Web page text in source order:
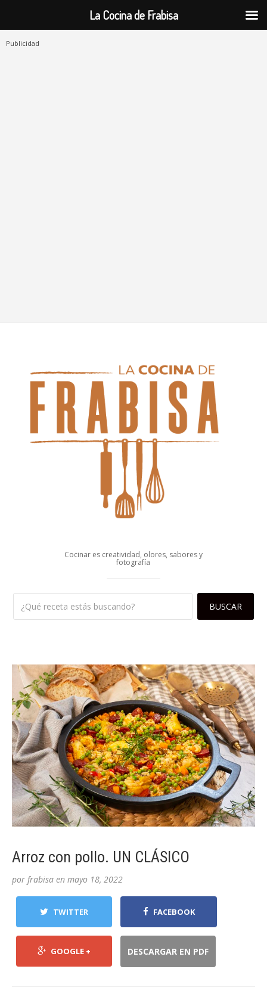
Publicidad
Cocinar es creatividad, olores, sabores y
fotografía
Arroz con pollo. UN CLÁSICO
por frabisa en mayo 18, 2022
TWITTER FACEBOOK
GOOGLE + DESCARGAR EN PDF
La Cocina de Frabisa